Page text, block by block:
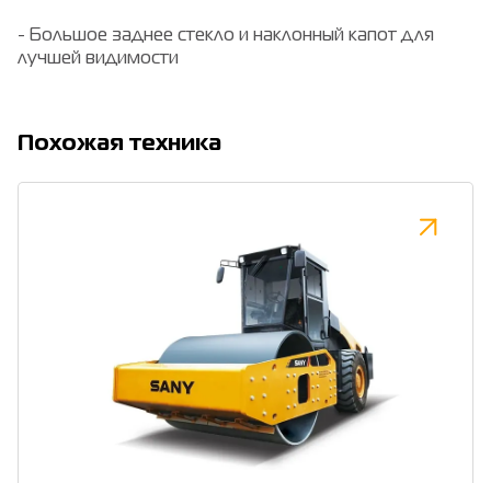
- Большое заднее стекло и наклонный капот для
лучшей видимости
Похожая техника